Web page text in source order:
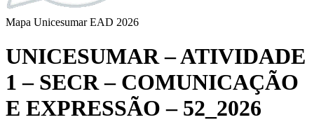
Mapa Unicesumar EAD 2026
UNICESUMAR – ATIVIDADE
1 – SECR – COMUNICAÇÃO
E EXPRESSÃO – 52_2026